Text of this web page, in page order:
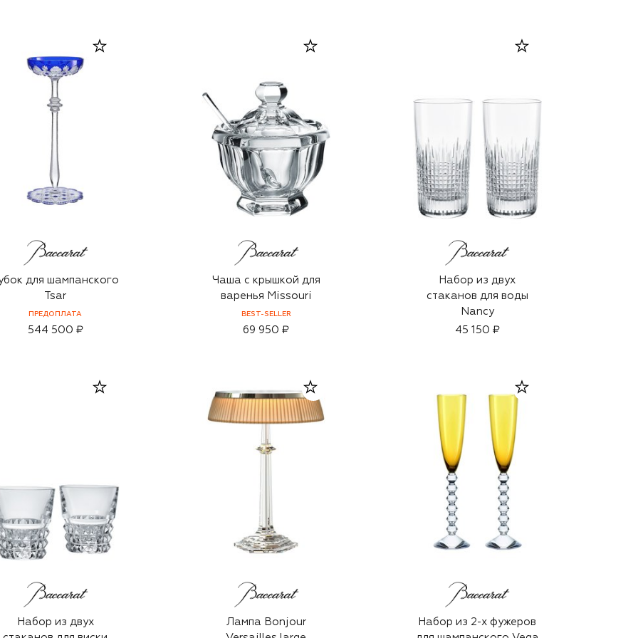
для шампанского
Tsar
ПРЕДОПЛАТА
544 500 ₽
Чаша с крышкой для
варенья Missouri
BEST-SELLER
69 950 ₽
Набор из двух
стаканов для воды
Nancy
45 150 ₽
Набор из двух
Лампа Bonjour
Набор из 2-х фужеров